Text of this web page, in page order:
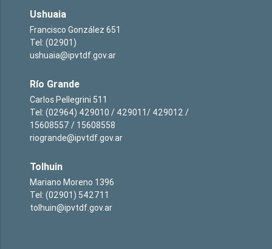
Ushuaia
Francisco González 651
Tel: (02901)
ushuaia@ipvtdf.gov.ar
Río Grande
Carlos Pellegrini 511
Tel: (02964) 429010 / 429011/ 429012 /
15608557 / 15608558
riogrande@ipvtdf.gov.ar
Tolhuin
Mariano Moreno 1396
Tel: (02901) 542711
tolhuin@ipvtdf.gov.ar